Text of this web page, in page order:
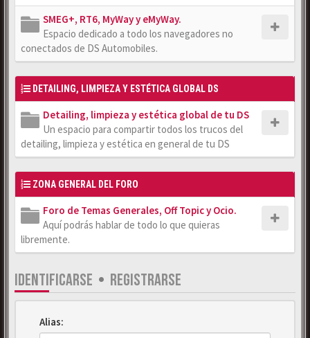
SMEG+, RT6, MyWay y eMyWay.
Espacio dedicado a todo los navegadores no
conectados de DS Automobiles.
DETAILING, LIMPIEZA Y ESTÉTICA GLOBAL DS
Detailing, limpieza y estética global de tu DS
Un espacio para compartir todos los trucos del
detailing, limpieza y estética en general de tu DS
ZONA GENERAL DEL FORO
Foro de Temas Generales, Off Topic y Ocio.
Aquí podrás hablar de todo lo que quieras
libremente.
IDENTIFICARSE • REGISTRARSE
Alias: